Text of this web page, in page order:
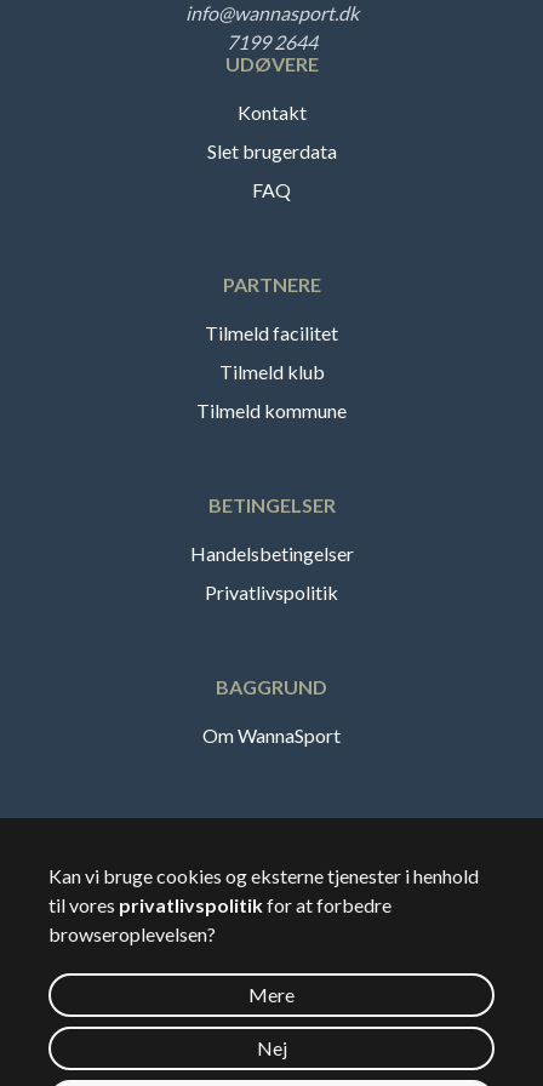
info@wannasport.dk
7199 2644
UDØVERE
Kontakt
Slet brugerdata
FAQ
PARTNERE
Tilmeld facilitet
Tilmeld klub
Tilmeld kommune
BETINGELSER
Handelsbetingelser
Privatlivspolitik
BAGGRUND
Om WannaSport
🇸🇪Sverige
©2026Wannasport.dk
Kan vi bruge cookies og eksterne tjenester i henhold
til vores privatlivspolitikfor at forbedre
browseroplevelsen?
Mere
Nej